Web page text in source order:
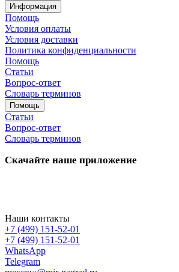
Информация
Помощь
Условия оплаты
Условия доставки
Политика конфиденциальности
Помощь
Статьи
Вопрос-ответ
Словарь терминов
Помощь
Статьи
Вопрос-ответ
Словарь терминов
Скачайте наше приложение
Наши контакты
+7 (499) 151-52-01
+7 (499) 151-52-01
WhatsApp
Telegram